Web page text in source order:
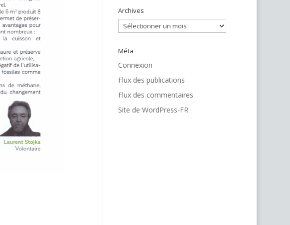
Archives
Archives
Méta
Connexion
Flux des publications
Flux des commentaires
Site de WordPress-FR